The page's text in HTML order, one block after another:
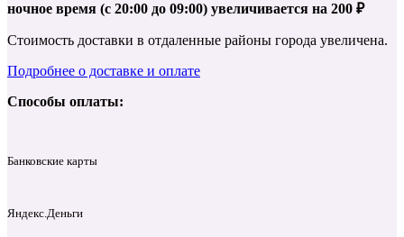
ночное время (с 20:00 до 09:00) увеличивается на 200 ₽
Стоимость доставки в отдаленные районы города увеличена.
Подробнее о доставке и оплате
Способы оплаты:
Банковские карты
Яндекс.Деньги